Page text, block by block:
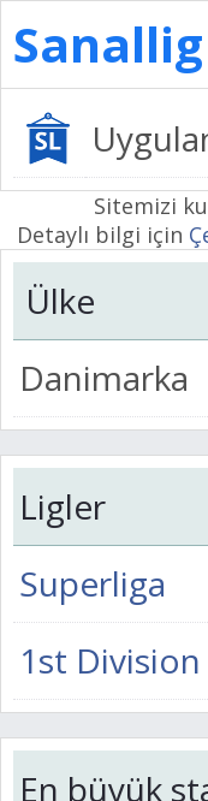
Sanallig
Sitemizi
Detaylı bilgi için
Ülke
Danimarka
Ligler
Superliga
1st Division
En büyük